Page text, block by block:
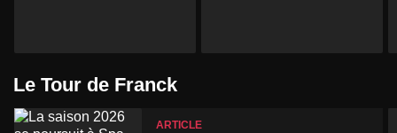
Le Tour de Franck
ARTICLE